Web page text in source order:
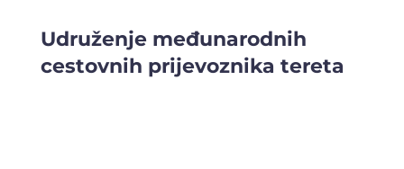
Udruženje međunarodnih
cestovnih prijevoznika tereta